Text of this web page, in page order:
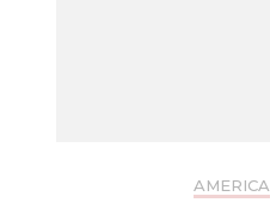
AMERICA